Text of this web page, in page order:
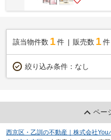
該当物件数 1件 販売数 1 件
絞り込み条件： なし
ペー
西京区・乙訓の不動産｜株式会社You